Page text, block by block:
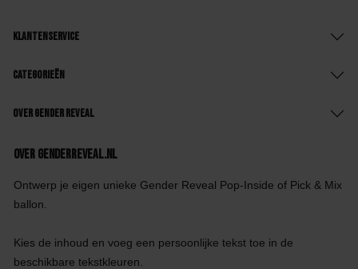
Klantenservice
Categorieën
Over Gender Reveal
Over GenderReveal.nl
Ontwerp je eigen unieke Gender Reveal Pop-Inside of Pick & Mix
ballon.
Kies de inhoud en voeg een persoonlijke tekst toe in de
beschikbare tekstkleuren.